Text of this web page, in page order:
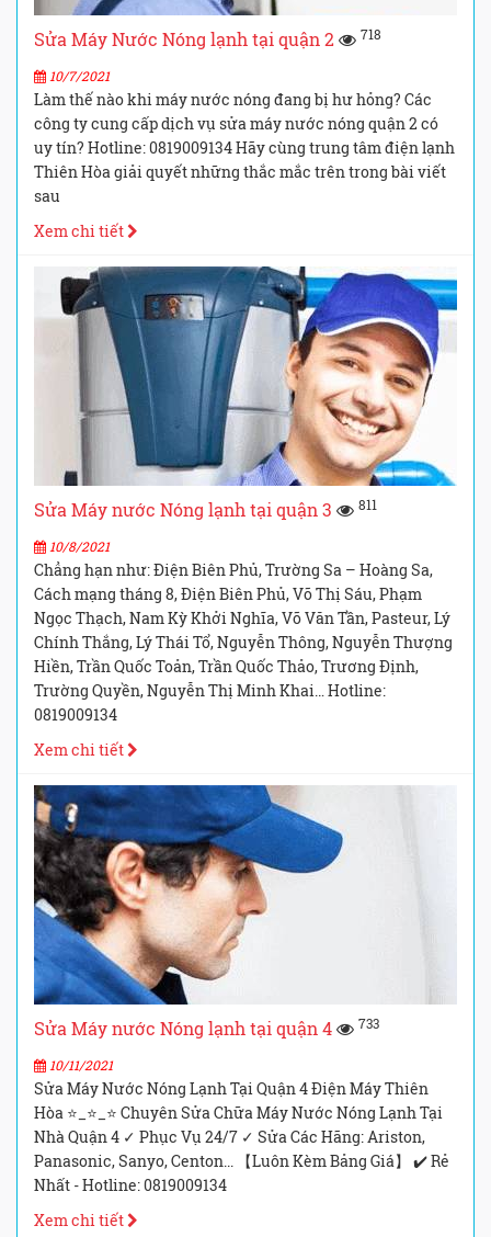
Sửa Máy Nước Nóng lạnh tại quận 2 718
10/7/2021
Làm thế nào khi máy nước nóng đang bị hư hỏng? Các
công ty cung cấp dịch vụ sửa máy nước nóng quận 2 có
uy tín? Hotline: 0819009134 Hãy cùng trung tâm điện lạnh
Thiên Hòa giải quyết những thắc mắc trên trong bài viết
sau
Xem chi tiết
Sửa Máy nước Nóng lạnh tại quận 3 811
10/8/2021
Chẳng hạn như: Điện Biên Phủ, Trường Sa – Hoàng Sa,
Cách mạng tháng 8, Điện Biên Phủ, Võ Thị Sáu, Phạm
Ngọc Thạch, Nam Kỳ Khởi Nghĩa, Võ Văn Tần, Pasteur, Lý
Chính Thắng, Lý Thái Tổ, Nguyễn Thông, Nguyễn Thượng
Hiền, Trần Quốc Toản, Trần Quốc Thảo, Trương Định,
Trường Quyền, Nguyễn Thị Minh Khai… Hotline:
0819009134
Xem chi tiết
Sửa Máy nước Nóng lạnh tại quận 4 733
10/11/2021
Sửa Máy Nước Nóng Lạnh Tại Quận 4 Điện Máy Thiên
Hòa ⭐_⭐_⭐ Chuyên Sửa Chữa Máy Nước Nóng Lạnh Tại
Nhà Quận 4 ✓ Phục Vụ 24/7 ✓ Sửa Các Hãng: Ariston,
Panasonic, Sanyo, Centon... 【Luôn Kèm Bảng Giá】 ✔️ Rẻ
Nhất - Hotline: 0819009134
Xem chi tiết